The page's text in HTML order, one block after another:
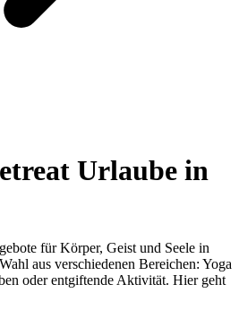
Urlaube in
für Körper, Geist und Seele in
aus verschiedenen Bereichen: Yoga
oder entgiftende Aktivität. Hier geht